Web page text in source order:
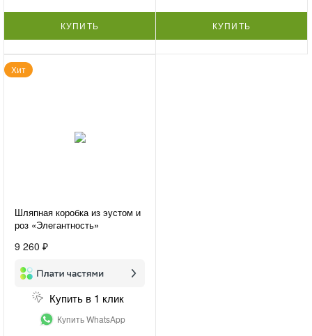
КУПИТЬ КУПИТЬ
Хит
Шляпная коробка из эустом и
роз «Элегантность»
9 260 ₽
Купить в 1 клик
Купить WhatsApp